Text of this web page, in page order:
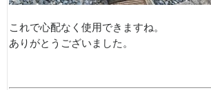
これで心配なく使用できますね。
ありがとうございました。